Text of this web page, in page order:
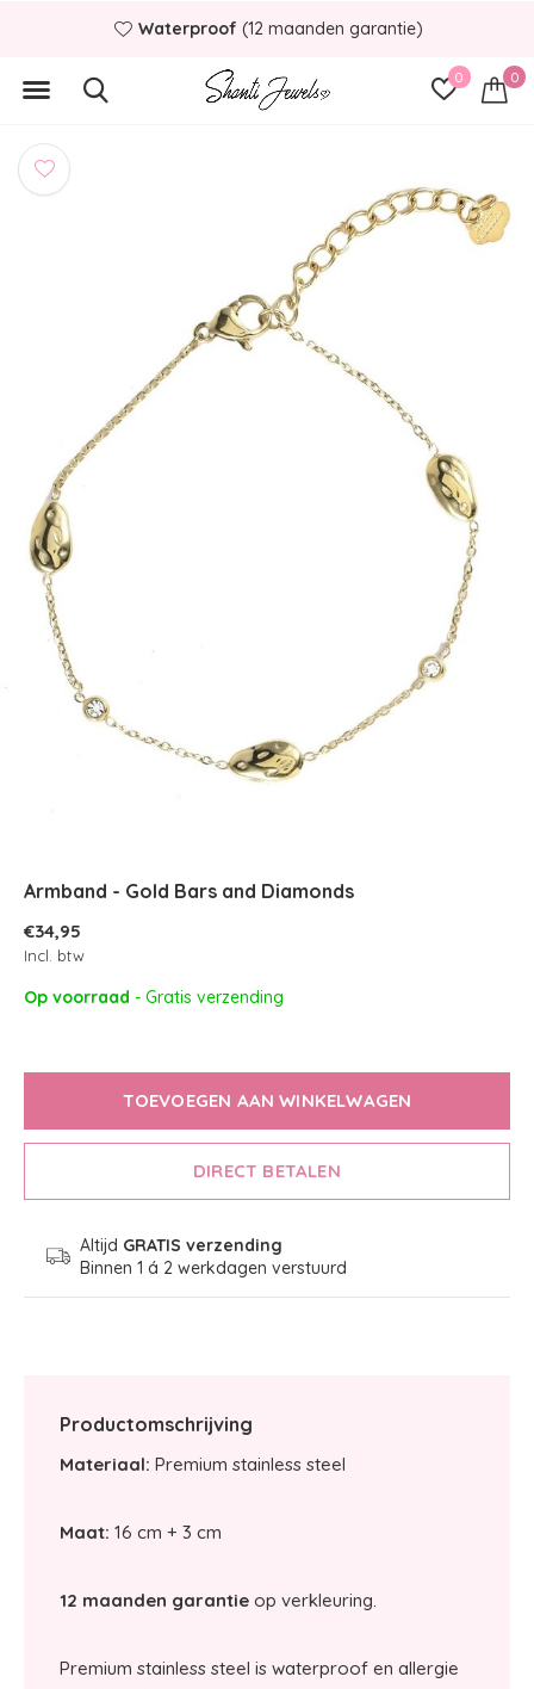
0 0
Waterproof (12 maanden garantie)
Armband - Gold Bars and Diamonds
€34,95
Incl. btw
Op voorraad - Gratis verzending
TOEVOEGEN AAN WINKELWAGEN
DIRECT BETALEN
Altijd GRATIS verzending
Binnen 1 á 2 werkdagen verstuurd
Productomschrijving
Materiaal: Premium stainless steel
Maat: 16 cm + 3 cm
12 maanden garantie op verkleuring.
Premium stainless steel is waterproof en allergie